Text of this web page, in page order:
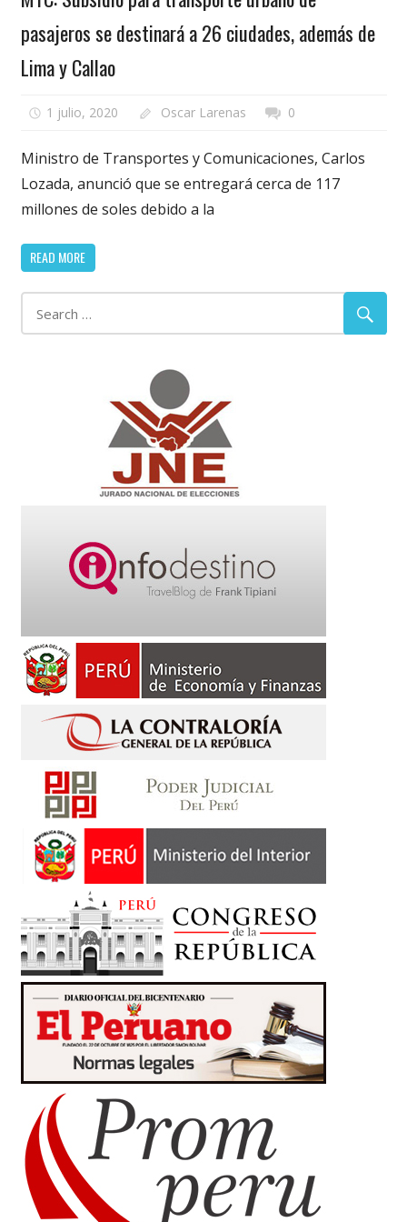
pasajeros se destinará a 26 ciudades, además de
Lima y Callao
1 julio, 2020 Oscar Larenas 0
Ministro de Transportes y Comunicaciones, Carlos
Lozada, anunció que se entregará cerca de 117
millones de soles debido a la
READ MORE